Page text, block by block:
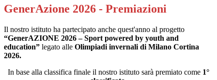
GenerAzione 2026 - Premiazioni
Il nostro istituto ha partecipato anche quest'anno al progetto
“GenerAZIONE 2026 – Sport powered by youth and
education” legato alle Olimpiadi invernali di Milano Cortina
2026.
In base alla classifica finale il nostro istituto sarà premiato come 1°